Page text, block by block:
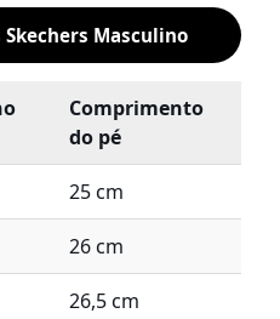
Masculino
Comprimento
do pé
25 cm
26 cm
26,5 cm